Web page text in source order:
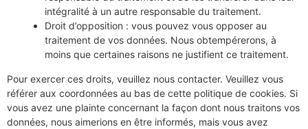
intégralité à un autre responsable du traitement.
Droit d’opposition : vous pouvez vous opposer au
traitement de vos données. Nous obtempérerons, à
moins que certaines raisons ne justifient ce traitement.
Pour exercer ces droits, veuillez nous contacter. Veuillez vous
référer aux coordonnées au bas de cette politique de cookies. Si
vous avez une plainte concernant la façon dont nous traitons vos
données, nous aimerions en être informés, mais vous avez